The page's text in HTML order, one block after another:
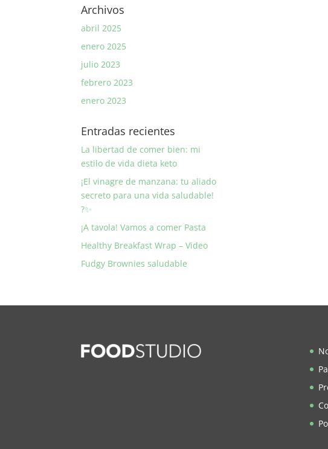
Archivos
abril 2025
enero 2025
julio 2023
febrero 2023
enero 2023
Entradas recientes
La libertad de comer bien: mi
estilo de vida dieta keto
¡El vinagre de manzana: tu aliado
secreto para una vida saludable!
?✨
¡A tavola! Vamos a comer Pasta
Healthy Breakfast Wrap – Video
Fudgy Brownies saludable